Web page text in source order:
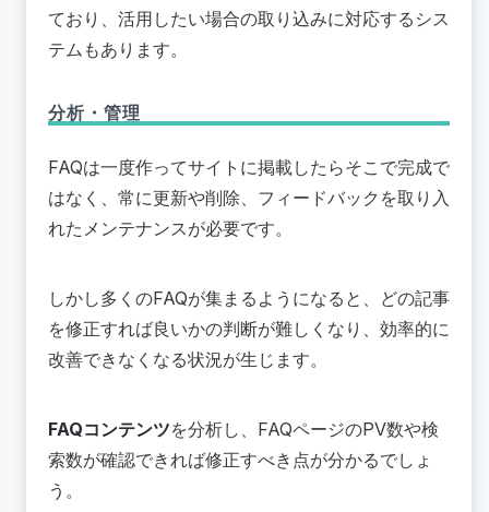
ており、活用したい場合の取り込みに対応するシス
テムもあります。
分析・管理
FAQは一度作ってサイトに掲載したらそこで完成で
はなく、常に更新や削除、フィードバックを取り入
れたメンテナンスが必要です。
しかし多くのFAQが集まるようになると、どの記事
を修正すれば良いかの判断が難しくなり、効率的に
改善できなくなる状況が生じます。
FAQコンテンツを分析し、FAQページのPV数や検
索数が確認できれば修正すべき点が分かるでしょ
う。